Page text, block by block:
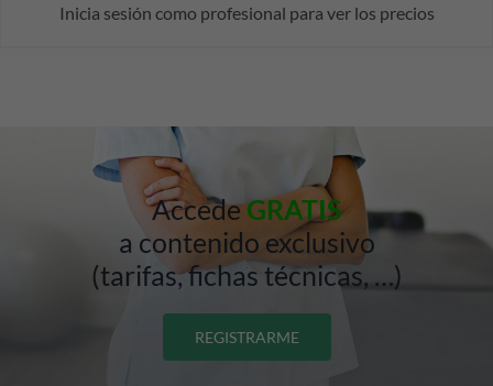
Inicia sesión como profesional para ver los precios
AccedeGRATIS
a contenido exclusivo
(tarifas, fichas técnicas, …)
REGISTRARME